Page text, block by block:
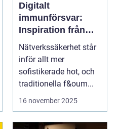
Digitalt
immunförsvar:
Inspiration från
biologiska system
för att stärka
nätverkssäkerhet
Nätverkssäkerhet står
inför allt mer
sofistikerade hot, och
traditionella f&oum...
16 november 2025